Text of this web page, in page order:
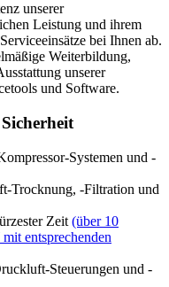
unserer
Leistung und ihrem
bei Ihnen ab.
Weiterbildung,
unserer
und Software.
Systemen und -
Trocknung, -Filtration und
Zeit (über 10
entsprechenden
Steuerungen und -